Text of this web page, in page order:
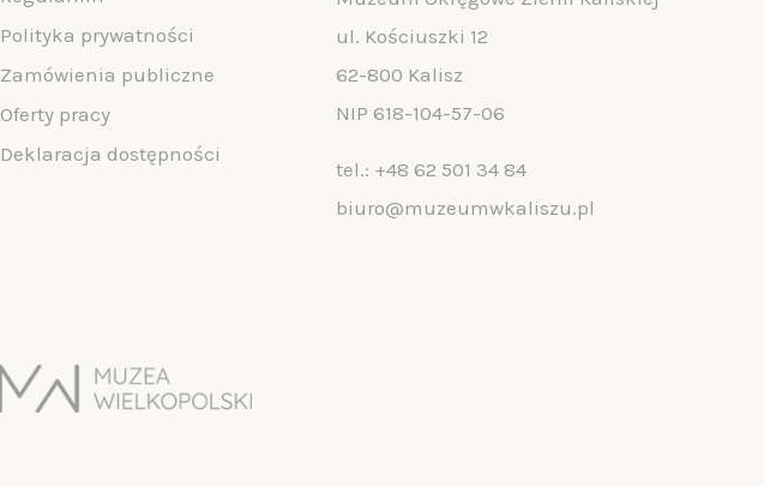
Polityka prywatności
Zamówienia publiczne
Oferty pracy
Deklaracja dostępności
ul. Kościuszki 12
62-800 Kalisz
NIP 618-104-57-06
tel.: +48 62 501 34 84
biuro@muzeumwkaliszu.pl